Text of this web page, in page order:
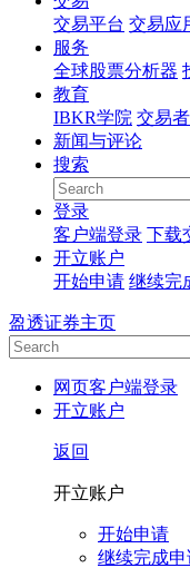
交易平台 交易应
服务
全球股票分析器
教育
IBKR学院 交易
新闻与评论
搜索
登录
客户端登录 下载
开立账户
开始申请 继续完
盈透证券主页
网页客户端登录
开立账户
返回
开立账户
开始申请
继续完成申